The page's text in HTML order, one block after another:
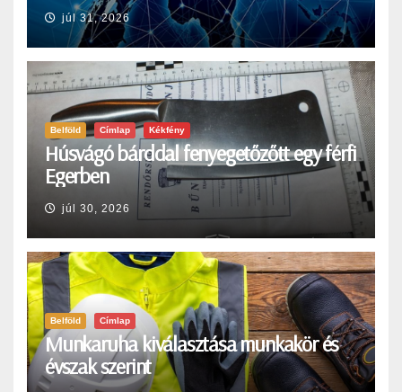
júl 31, 2026
Belföld Címlap Kékfény
Húsvágó bárddal fenyegetőzőtt egy férfi
Egerben
júl 30, 2026
Belföld Címlap
Munkaruha kiválasztása munkakör és
évszak szerint